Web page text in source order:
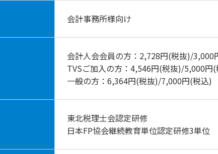
会計事務所様向け
会計人会会員の方：2,728円(税抜)/3,000
TVSご加入の方：4,546円(税抜)/5,000円
一般の方：6,364円(税抜)/7,000円(税込)
東北税理士会認定研修
日本FP協会継続教育単位認定研修3単位